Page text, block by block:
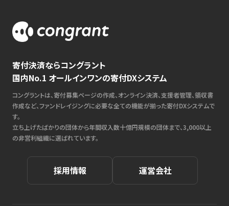
寄付決済ならコングラント
国内No.1 オールインワンの寄付DXシステム
コングラントは、寄付募集ページの作成、オンライン決済、支援者管理、領収書
作成など、ファンドレイジングに必要な全ての機能が揃った寄付DXシステムで
す。
立ち上げたばかりの団体から年間収入数十億円規模の団体まで、3,000以上
の非営利組織に選ばれています。
採用情報 運営会社